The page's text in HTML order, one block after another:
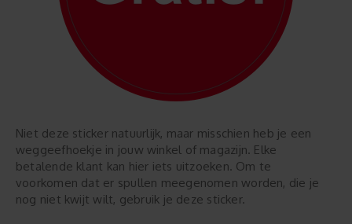
Niet deze sticker natuurlijk, maar misschien heb je een
weggeefhoekje in jouw winkel of magazijn. Elke
betalende klant kan hier iets uitzoeken. Om te
voorkomen dat er spullen meegenomen worden, die je
nog niet kwijt wilt, gebruik je deze sticker.